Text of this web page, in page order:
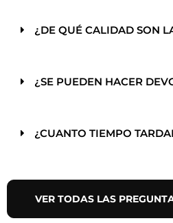
¿DE QUÉ CALIDAD SON
¿SE PUEDEN HACER
¿CUANTO TIEMPO
VER TODAS LAS